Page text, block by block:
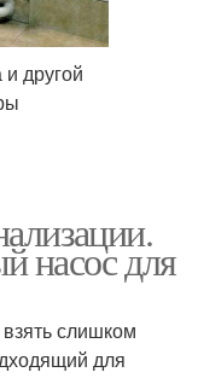
другой
насос для
слишком
для